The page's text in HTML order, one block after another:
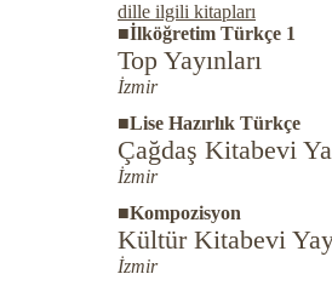
dille ilgili kitapları
■İlköğretim Türkçe 1
Top Yayınları
İzmir
■Lise Hazırlık Türkçe
Çağdaş Kitabevi
İzmir
■Kompozisyon
Kültür Kitabevi
İzmir